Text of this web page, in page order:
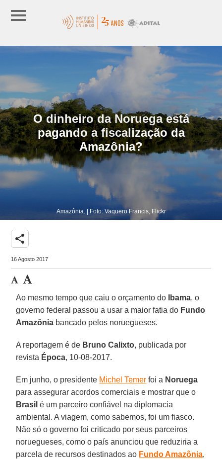
O dinheiro da Noruega está
pagando a fiscalização da
Amazônia?
Amazônia. | Foto: Vaquero Francis, Flickr
share
16 Agosto 2017
Ao mesmo tempo que caiu o orçamento do Ibama, o
governo federal passou a usar a maior fatia do Fundo
Amazônia bancado pelos noruegueses.
A reportagem é de Bruno Calixto, publicada por
revista Época, 10-08-2017.
Em junho, o presidente Michel Temer foi a Noruega
para assegurar acordos comerciais e mostrar que o
Brasil é um parceiro confiável na diplomacia
ambiental. A viagem, como sabemos, foi um fiasco.
Não só o governo foi criticado por seus parceiros
noruegueses, como o país anunciou que reduziria a
parcela de recursos destinados ao Fundo Amazônia,